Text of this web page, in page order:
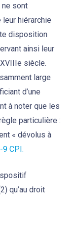
sont
hiérarchie
disposition
ainsi leur
siècle.
large
d’une
à noter que les
particulière :
« dévolus à
9 CPI.
qu’au droit